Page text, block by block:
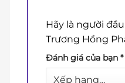
Hãy là người
Trương Hồng
Đánh giá của bạn *